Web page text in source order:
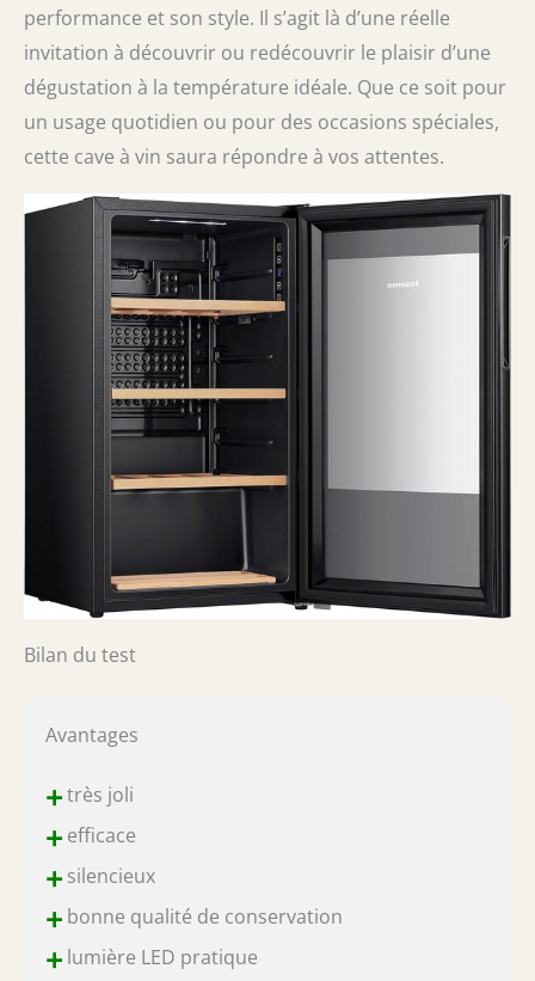
performance et son style. Il s’agit là d’une réelle
invitation à découvrir ou redécouvrir le plaisir d’une
dégustation à la température idéale. Que ce soit pour
un usage quotidien ou pour des occasions spéciales,
cette cave à vin saura répondre à vos attentes.
Bilan du test
Avantages
+très joli
+efficace
+silencieux
+bonne qualité de conservation
+lumière LED pratique